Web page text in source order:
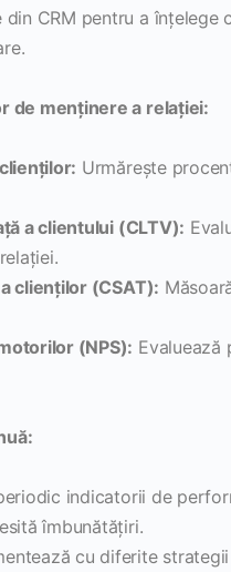
din CRM pentru a
de menținere a relației:
Urmărește
a clientului (CLTV):
clienților (CSAT):
(NPS): Evaluează
indicatorii de
îmbunătățiri.
cu diferite